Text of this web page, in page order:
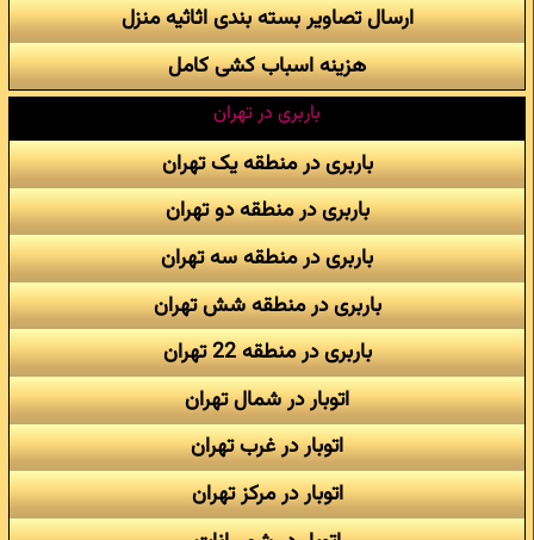
ارسال تصاویر بسته بندی اثاثیه منزل
هزینه اسباب کشی کامل
باربری در تهران
باربری در منطقه یک تهران
باربری در منطقه دو تهران
باربری در منطقه سه تهران
باربری در منطقه شش تهران
باربری در منطقه 22 تهران
اتوبار در شمال تهران
اتوبار در غرب تهران
اتوبار در مرکز تهران